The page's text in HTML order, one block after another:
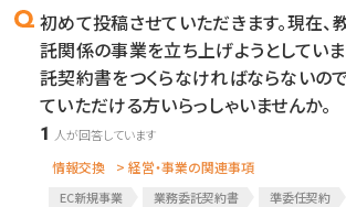
初めて投稿させていただきます。現在
託関係の事業を立ち上げようとしていま
託契約書をつくらなければならないので
ていただける方いらっしゃいませんか。
1
情報交換 > 経営・事業の関連事項
EC新規事業 業務委託契約書 準委任契約